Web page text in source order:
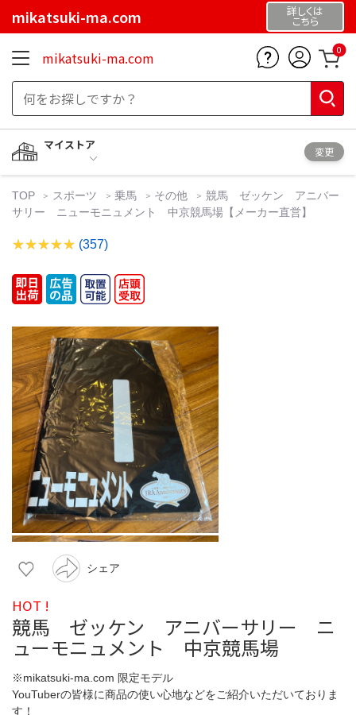
mikatsuki-ma.com 詳しくは
こちら
mikatsuki-ma.com 0
マイストア
変更
TOP スポーツ 乗馬 その他
競馬 ゼッケン アニバー
サリー ニューモニュメント 中京競馬場【メーカー直営】
(357)
シェア
HOT !
競馬 ゼッケン アニバーサリー ニ
ューモニュメント 中京競馬場
※mikatsuki-ma.com 限定モデル
YouTuberの皆様に商品の使い心地などをご紹介いただいておりま
す！